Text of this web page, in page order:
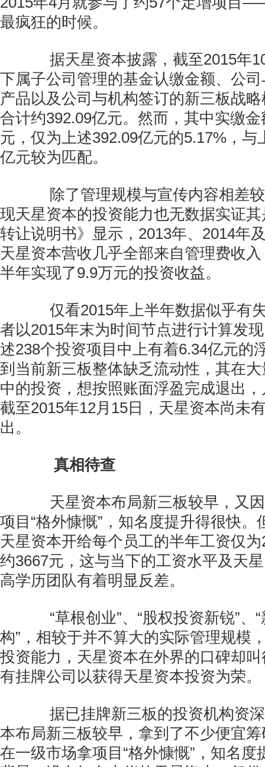
最疯狂的时候。
据天星资本披露，截至2015年
下属子公司管理的基金认缴金额、公
产品以及公司与机构签订的新三板战
合计约392.09亿元。然而，其中实缴
元，仅为上述392.09亿元的5.17%，与
亿元较为匹配。
除了管理规模与宣传内容相差较
现天星资本的投资能力也无数据实证
转让说明书》显示，2013年、2014年
天星资本营收几乎全部来自管理费收
半年实现了9.9万元的投资收益。
仅看2015年上半年数据似乎有
者以2015年末为时间节点进行计算发
述238个投资项目中上有着6.34亿元的
到当前新三板整体缺乏流动性，其在
中的投资，想按照账面浮盈完成退出
截至2015年12月15日，天星资本尚未
出。
真相待查
天星资本布局新三板较早，又因
项目“格外慷慨”，知名度提升得很快。
天星资本开给每个员工的半年工资仅
约3667元，这与当下的工资水平及天
高学历团队有着明显反差。
“草根创业”、“股权投资新锐”、“
构”，相较于并不算大的实际管理规模
投资能力，天星资本在外界的口碑却
有挂牌公司以获得天星资本投资为荣。
据已挂牌新三板的投资机构资深
本布局新三板较早，拿到了不少便宜
在一级市场拿项目“格外慷慨”，知名度